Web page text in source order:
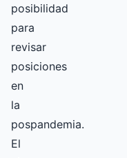
posibilidad
para
revisar
posiciones
en
la
pospandemia.
El